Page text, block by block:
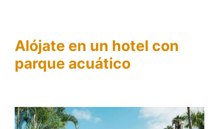
Alójate en un hotel con
parque acuático